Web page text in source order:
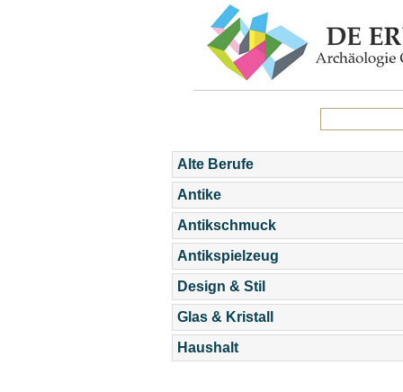
Alte Berufe
Antike
Antikschmuck
Antikspielzeug
Design & Stil
Glas & Kristall
Haushalt